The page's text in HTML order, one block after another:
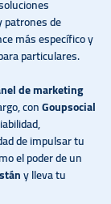
patrones de
más específico y
particulares.
de marketing
conGoupsocial
de impulsar tu
el poder de un
y lleva tu